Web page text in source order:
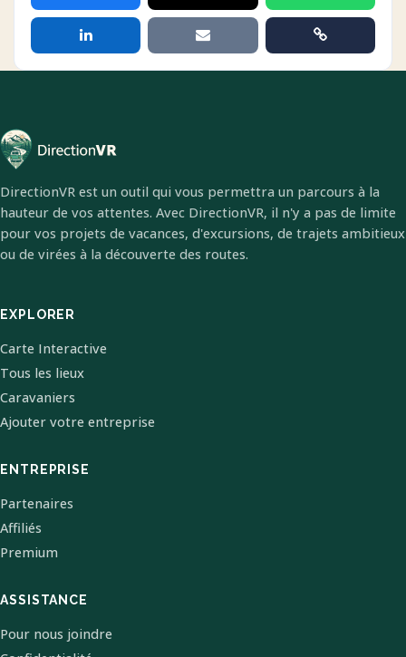
DirectionVR est un outil qui vous permettra un parcours à la
hauteur de vos attentes. Avec DirectionVR, il n'y a pas de limite
pour vos projets de vacances, d'excursions, de trajets ambitieux
ou de virées à la découverte des routes.
EXPLORER
Carte Interactive
Tous les lieux
Caravaniers
Ajouter votre entreprise
ENTREPRISE
Partenaires
Affiliés
Premium
ASSISTANCE
Pour nous joindre